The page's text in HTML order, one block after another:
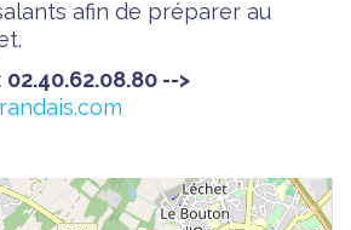
afin de préparer au
-->